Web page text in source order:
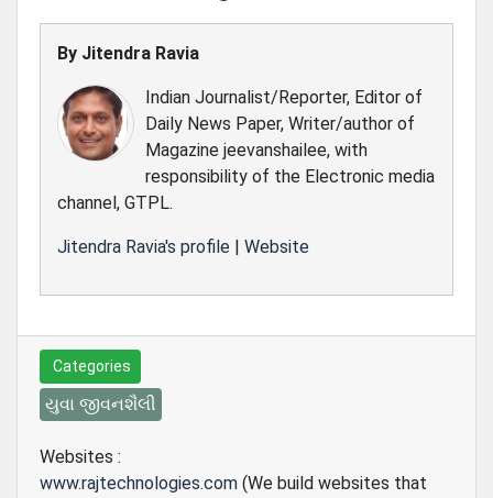
By Jitendra Ravia
Indian Journalist/Reporter, Editor of
Daily News Paper, Writer/author of
Magazine jeevanshailee, with
responsibility of the Electronic media
channel, GTPL.
Jitendra Ravia's profile | Website
Categories
યુવા જીવનશૈલી
Websites :
www.rajtechnologies.com (We build websites that